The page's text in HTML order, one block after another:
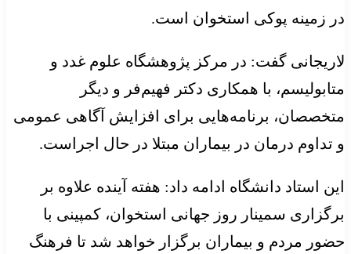
در زمینه پوکی استخوان است.
لاریجانی گفت: در مرکز پژوهشگاه علوم غدد و
متابولیسم، با همکاری دکتر فهیم‌فر و دیگر
متخصصان، برنامه‌هایی برای افزایش آگاهی عمومی
و تداوم درمان در بیماران مبتلا در حال اجراست.
این استاد دانشگاه ادامه داد: هفته آینده علاوه بر
برگزاری سمینار روز جهانی استخوان، کمپینی با
حضور مردم و بیماران برگزار خواهد شد تا فرهنگ